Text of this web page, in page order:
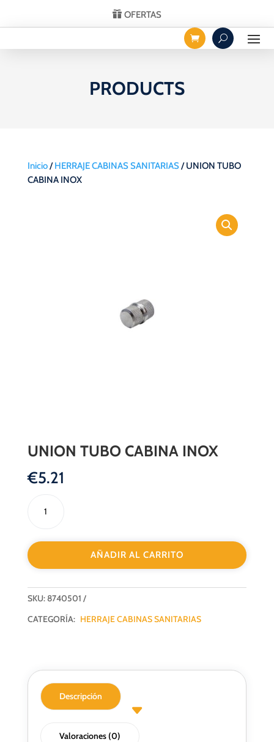
OFERTAS
PRODUCTS
Inicio/HERRAJE CABINAS SANITARIAS/ UNION TUBO
CABINA INOX
UNION TUBO CABINA INOX
€5.21
TUBO
INOX
cantidad
AÑADIR AL CARRITO
SKU: 8740501
CATEGORÍA: HERRAJE CABINAS SANITARIAS
Descripción
Valoraciones (0)